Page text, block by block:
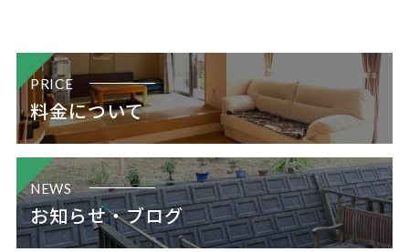
PRICE
料金について
NEWS
お知らせ・ブログ